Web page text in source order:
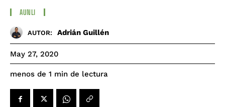
AUNLI
AUTOR: Adrián Guillén
May 27, 2020
menos de 1 min de lectura